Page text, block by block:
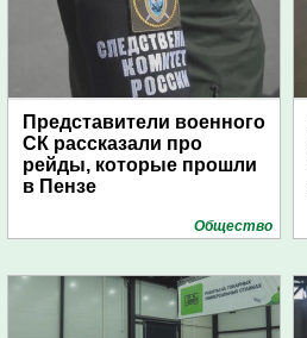
Представители военного
СК рассказали про
рейды, которые прошли
в Пензе
Общество